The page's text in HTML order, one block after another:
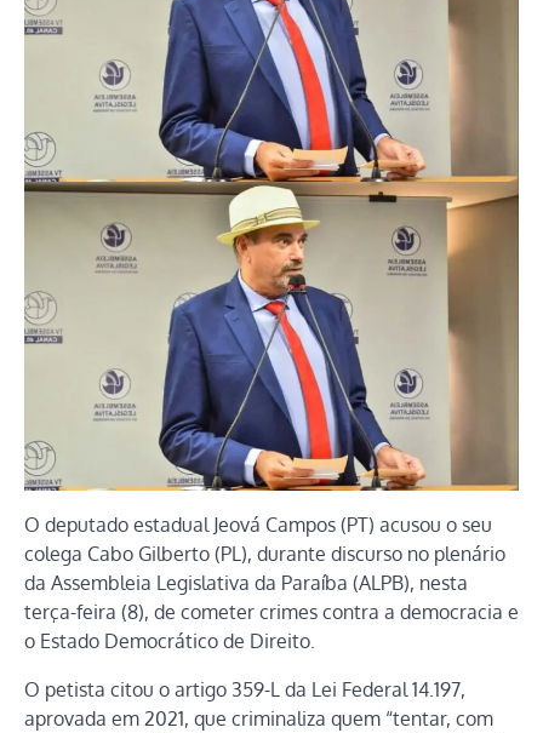
O deputado estadual Jeová Campos (PT) acusou o seu
colega Cabo Gilberto (PL), durante discurso no plenário
da Assembleia Legislativa da Paraíba (ALPB), nesta
terça-feira (8), de cometer crimes contra a democracia e
o Estado Democrático de Direito.
O petista citou o artigo 359-L da Lei Federal 14.197,
aprovada em 2021, que criminaliza quem “tentar, com